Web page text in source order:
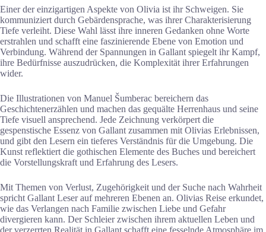
Einer der einzigartigen Aspekte von Olivia ist ihr Schweigen. Sie
kommuniziert durch Gebärdensprache, was ihrer Charakterisierung
Tiefe verleiht. Diese Wahl lässt ihre inneren Gedanken ohne Worte
erstrahlen und schafft eine faszinierende Ebene von Emotion und
Verbindung. Während der Spannungen in Gallant spiegelt ihr Kampf,
ihre Bedürfnisse auszudrücken, die Komplexität ihrer Erfahrungen
wider.
Die Illustrationen von Manuel Šumberac bereichern das
Geschichtenerzählen und machen das gequälte Herrenhaus und seine
Tiefe visuell ansprechend. Jede Zeichnung verkörpert die
gespenstische Essenz von Gallant zusammen mit Olivias Erlebnissen,
und gibt den Lesern ein tieferes Verständnis für die Umgebung. Die
Kunst reflektiert die gothischen Elemente des Buches und bereichert
die Vorstellungskraft und Erfahrung des Lesers.
Mit Themen von Verlust, Zugehörigkeit und der Suche nach Wahrheit
spricht Gallant Leser auf mehreren Ebenen an. Olivias Reise erkundet,
wie das Verlangen nach Familie zwischen Liebe und Gefahr
divergieren kann. Der Schleier zwischen ihrem aktuellen Leben und
der verzerrten Realität in Gallant schafft eine fesselnde Atmosphäre im